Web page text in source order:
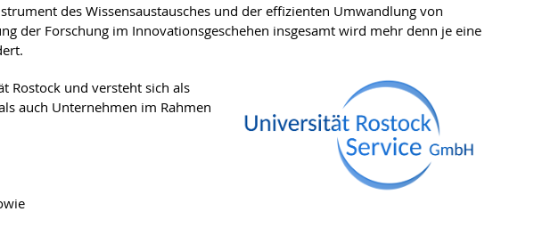
des Wissensaustausches und der effizienten Umwandlung von
der Forschung im Innovationsgeschehen insgesamt wird mehr denn je eine
Rostock und versteht sich als
auch Unternehmen im Rahmen